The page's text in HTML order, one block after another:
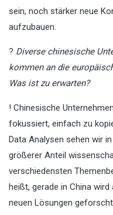
sein, noch stärker neue
aufzubauen.
? Diverse chinesische
kommen an die
Was ist zu erwarten?
! Chinesische
fokussiert, einfach zu
Data Analysen sehen wir
größerer Anteil
verschiedensten
heißt, gerade in China
neuen Lösungen